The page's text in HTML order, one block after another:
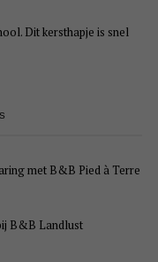
Dit kersthapje is snel
met B&B Pied à Terre
B&B Landlust